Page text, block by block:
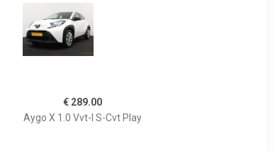
€ 289.00
Aygo X 1.0 Vvt-I S-Cvt Play